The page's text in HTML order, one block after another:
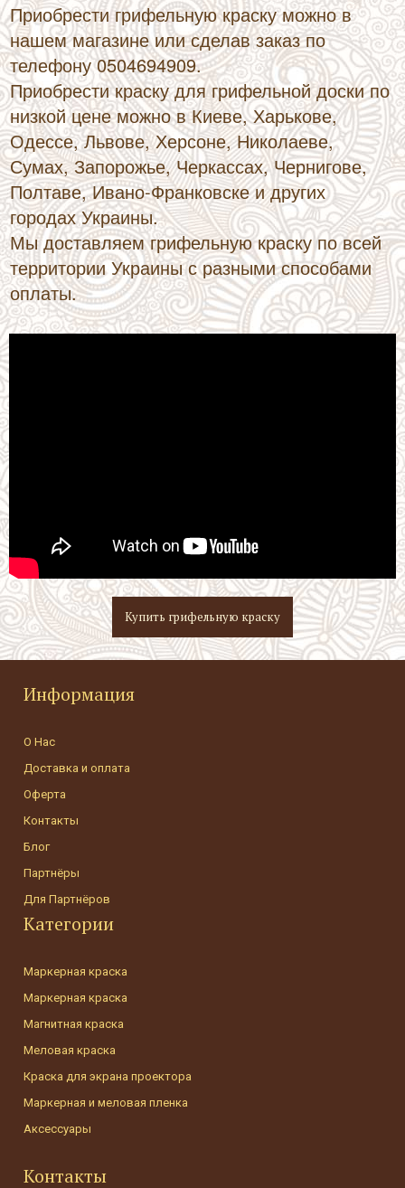
Приобрести грифельную краску можно в
нашем магазине или сделав заказ по
телефону 0504694909.
Приобрести краску для грифельной доски по
низкой цене можно в Киеве, Харькове,
Одессе, Львове, Херсоне, Николаеве,
Сумах, Запорожье, Черкассах, Чернигове,
Полтаве, Ивано-Франковске и других
городах Украины.
Мы доставляем грифельную краску по всей
территории Украины с разными способами
оплаты.
Купить грифельную краску
Информация
О Нас
Доставка и оплата
Оферта
Контакты
Блог
Партнёры
Для Партнёров
Категории
Маркерная краска
Маркерная краска
Магнитная краска
Меловая краска
Краска для экрана проектора
Маркерная и меловая пленка
Аксессуары
Контакты